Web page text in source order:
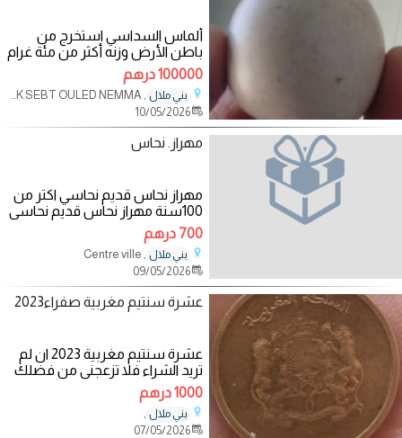
ألماس السداسي استخرج من
باطن الأرض وزنه أكثر من مئة غرام
شكله بيضوي دو لون بلوري
100000 درهم
بني ملال , SOUK SEBT OULED NEMMA
10/05/2026
مهراز. نحاس
مهراز نحاس قديم نحاسي اكتر من
100سنة مهراز نحاس قديم نحاسي
اكتر من 100سنة
700 درهم
بني ملال , Centre ville
09/05/2026
عشرة سنتيم مغربية صفراء2023
عشرة سنتيم مغربية 2023 ان لم
تريد الشراء فلا تزعجني من فضلك
1000 درهم
بني ملال ,
07/05/2026